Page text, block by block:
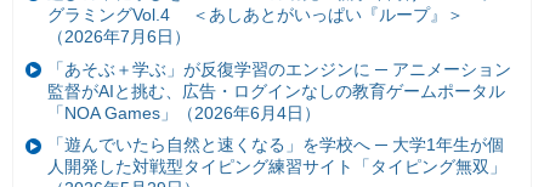
グラミングVol.4 ＜あしあとがいっぱい『ループ』＞
（2026年7月6日）
「あそぶ＋学ぶ」が反復学習のエンジンに ─ アニメーション
監督がAIと挑む、広告・ログインなしの教育ゲームポータル
「NOA Games」（2026年6月4日）
「遊んでいたら自然と速くなる」を学校へ ─ 大学1年生が個
人開発した対戦型タイピング練習サイト「タイピング無双」